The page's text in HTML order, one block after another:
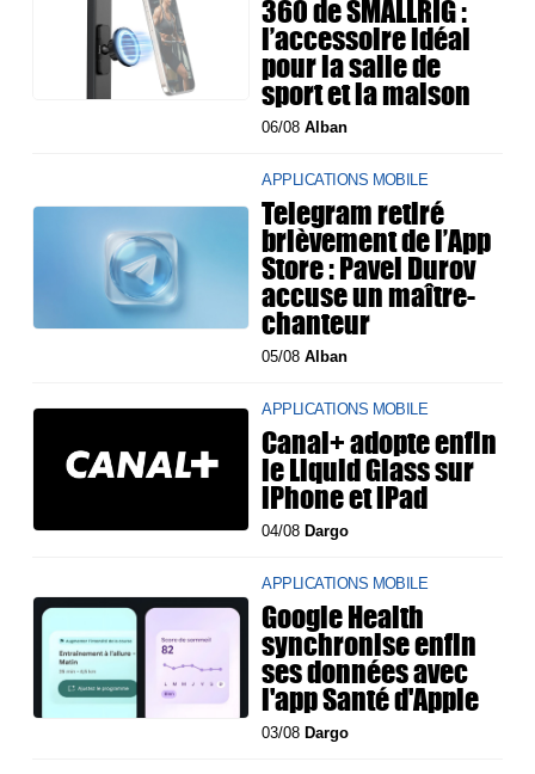
360 de SMALLRIG :
l’accessoire idéal
pour la salle de
sport et la maison
06/08Alban
APPLICATIONS MOBILE
Telegram retiré
brièvement de l’App
Store : Pavel Durov
accuse un maître-
chanteur
05/08Alban
APPLICATIONS MOBILE
Canal+ adopte enfin
le Liquid Glass sur
iPhone et iPad
04/08Dargo
APPLICATIONS MOBILE
Google Health
synchronise enfin
ses données avec
l'app Santé d'Apple
03/08Dargo